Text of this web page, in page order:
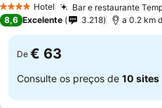
4 EstrelasHotel Bar e restaurante
8,6 Excelente 3.218 a 0.2 km
De € 63
Consulte os preços de 10 sites